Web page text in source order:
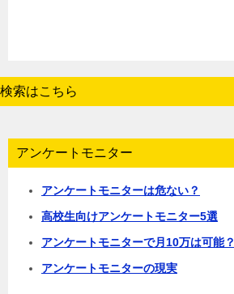
検索はこちら
アンケートモニター
アンケートモニターは危ない？
高校生向けアンケートモニター5選
アンケートモニターで月10万は可能？
アンケートモニターの現実